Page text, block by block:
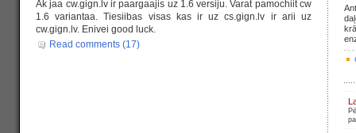
Ak jaa cw.gign.lv ir paargaajis uz 1.6 versiju. Varat pamochiit cw
1.6 variantaa. Tiesiibas visas kas ir uz cs.gign.lv ir arii uz
cw.gign.lv. Enivei good luck.
Read comments (17)